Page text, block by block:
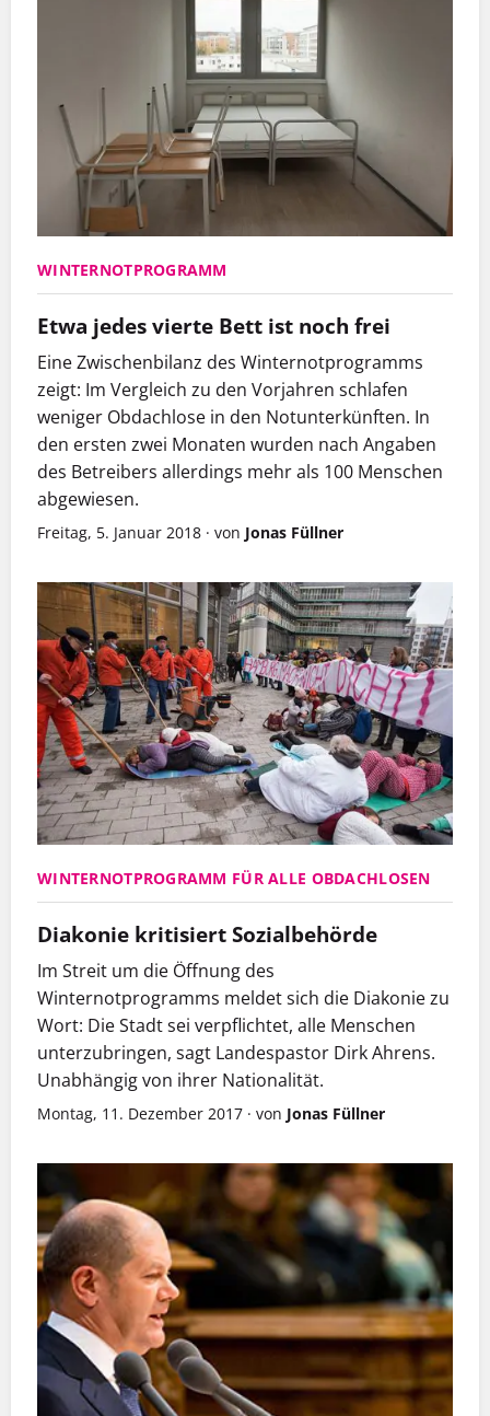
WINTERNOTPROGRAMM
Etwa jedes vierte Bett ist noch frei
Eine Zwischenbilanz des Winternotprogramms
zeigt: Im Vergleich zu den Vorjahren schlafen
weniger Obdachlose in den Notunterkünften. In
den ersten zwei Monaten wurden nach Angaben
des Betreibers allerdings mehr als 100 Menschen
abgewiesen.
Freitag, 5. Januar 2018 · von Jonas Füllner
WINTERNOTPROGRAMM FÜR ALLE OBDACHLOSEN
Diakonie kritisiert Sozialbehörde
Im Streit um die Öffnung des
Winternotprogramms meldet sich die Diakonie zu
Wort: Die Stadt sei verpflichtet, alle Menschen
unterzubringen, sagt Landespastor Dirk Ahrens.
Unabhängig von ihrer Nationalität.
Montag, 11. Dezember 2017 · von Jonas Füllner